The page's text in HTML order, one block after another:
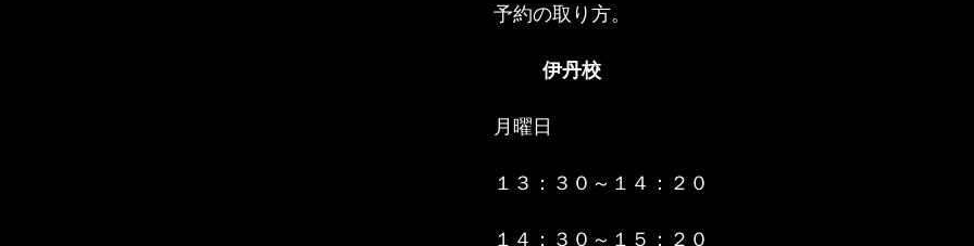
予約の取り方。
伊丹校
月曜日
１３：３０～１４：２０
１４：３０～１５：２０